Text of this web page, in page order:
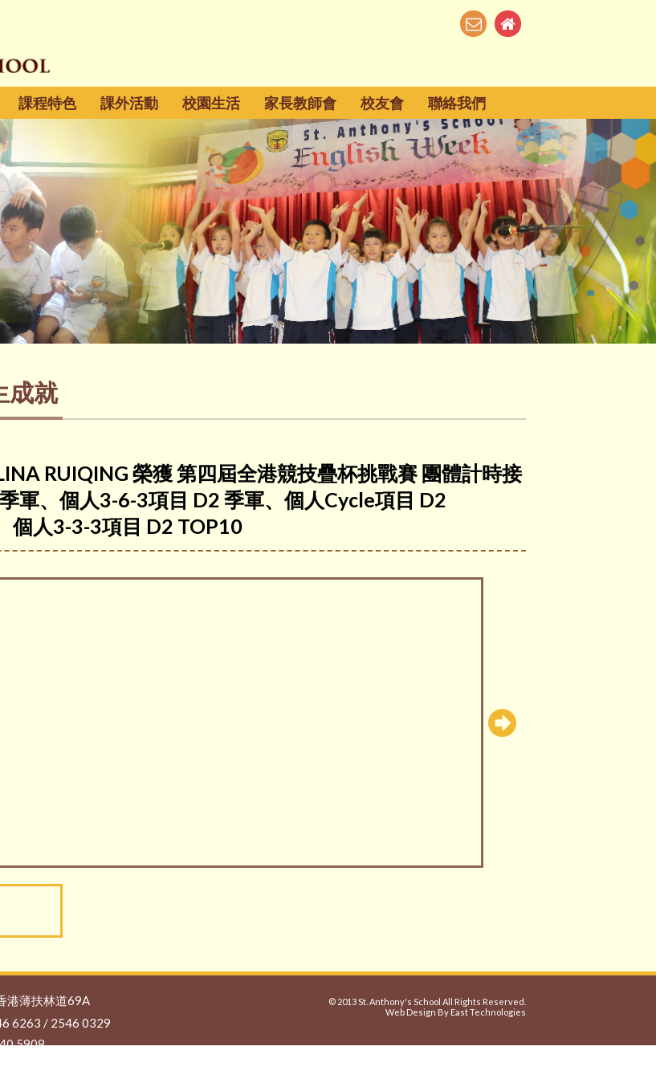
課程特色 課外活動 校園生活 家長教師會 校友會 聯絡我們
成就
RUIQING 榮獲 第四屆全港競技疊杯挑戰賽 團體計時接
軍、個人3-6-3項目 D2 季軍、個人Cycle項目 D2
個人3-3-3項目 D2 TOP10
港薄扶林道69A
6263 / 2546 0329
5908
© 2013 St. Anthony's School All Rights Reserved.
Web Design By East Technologies